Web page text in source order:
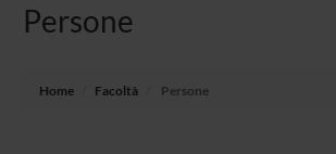
Persone
Home Facoltà Persone